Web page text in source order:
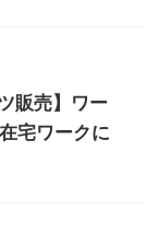
販売】ワー
宅ワークに